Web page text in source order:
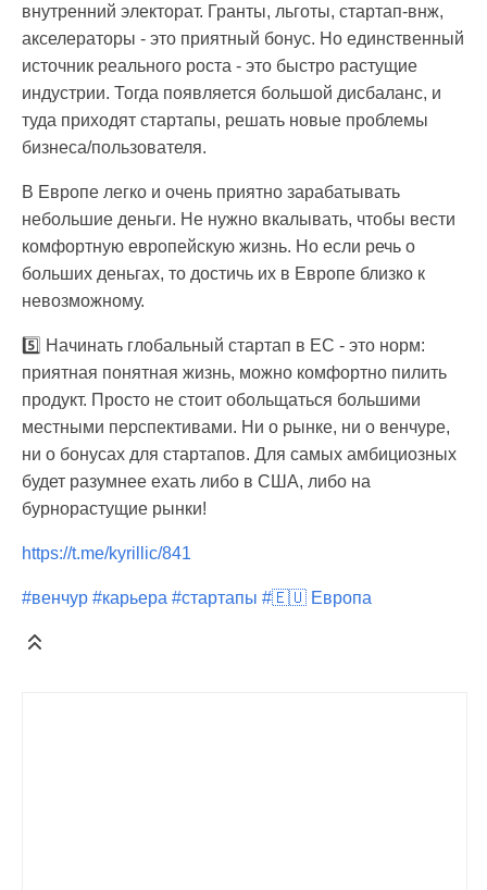
внутренний электорат. Гранты, льготы, стартап-внж,
акселераторы - это приятный бонус. Но единственный
источник реального роста - это быстро растущие
индустрии. Тогда появляется большой дисбаланс, и
туда приходят стартапы, решать новые проблемы
бизнеса/пользователя.
В Европе легко и очень приятно зарабатывать
небольшие деньги. Не нужно вкалывать, чтобы вести
комфортную европейскую жизнь. Но если речь о
больших деньгах, то достичь их в Европе близко к
невозможному.
5️⃣ Начинать глобальный стартап в ЕС - это норм:
приятная понятная жизнь, можно комфортно пилить
продукт. Просто не стоит обольщаться большими
местными перспективами. Ни о рынке, ни о венчуре,
ни о бонусах для стартапов. Для самых амбициозных
будет разумнее ехать либо в США, либо на
бурнорастущие рынки!
https://t.me/kyrillic/841
#венчур #карьера #стартапы #🇪🇺 Европа